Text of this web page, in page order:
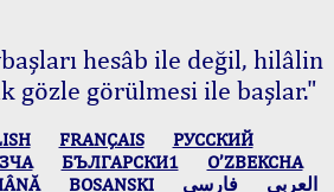
hesâb ile değil, hilâlin
gözle görülmesi ile başlar."
FRANÇAIS
РУССКИЙ
БЪЛГАРСКИ1
O’ZBEKCHA
BOSANSKI العربي فارسی